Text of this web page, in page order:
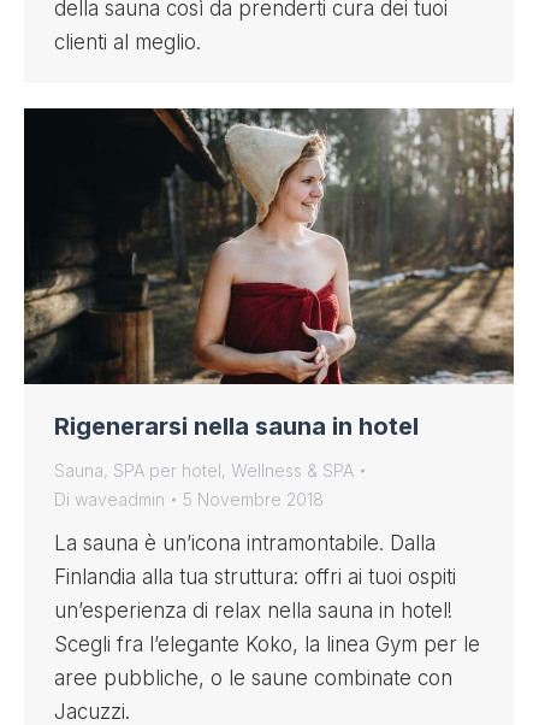
della sauna così da prenderti cura dei tuoi
clienti al meglio.
Rigenerarsi nella sauna in hotel
Sauna, SPA per hotel, Wellness & SPA
Di waveadmin 5 Novembre 2018
La sauna è un’icona intramontabile. Dalla
Finlandia alla tua struttura: offri ai tuoi ospiti
un’esperienza di relax nella sauna in hotel!
Scegli fra l’elegante Koko, la linea Gym per le
aree pubbliche, o le saune combinate con
Jacuzzi.